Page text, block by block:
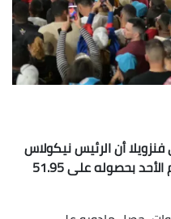
أن الرئيس نيكولاس
مادورو فاز بالانتخابات التي جرت يوم الأحد بحصوله على 51.95